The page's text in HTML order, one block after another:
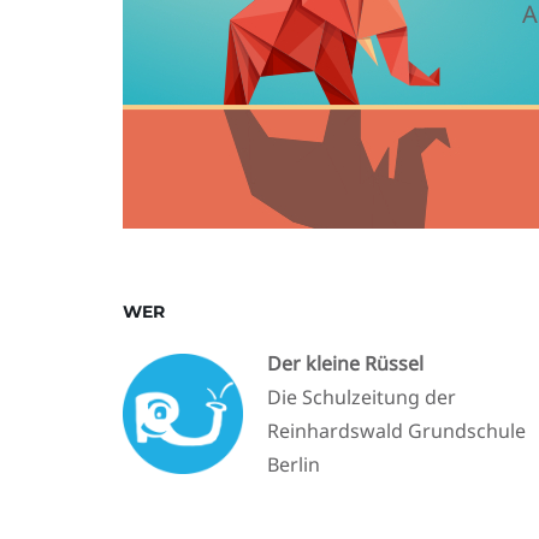
WER
Der kleine Rüssel
Die Schulzeitung der
Reinhardswald Grundschule
Berlin